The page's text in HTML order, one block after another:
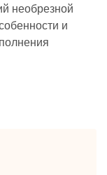
необрезной
и